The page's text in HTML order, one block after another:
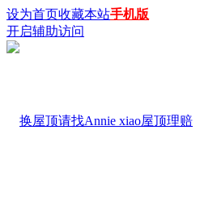
设为首页收藏本站手机版
开启辅助访问